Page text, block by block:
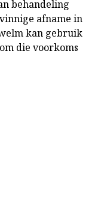
behandeling
afname in
kan gebruik
die voorkoms